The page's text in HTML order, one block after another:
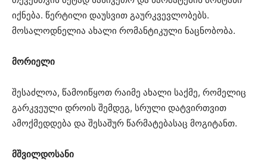
იქნება. წერტილი დაუსვით გაურკვევლობებს.
მოსალოდნელია ახალი რომანტიკული ნაცნობობა.
მორიელი
შესაძლოა, წამოიწყოთ რაიმე ახალი საქმე, რომელიც
გარკვეული დროის შემდეგ, სრული დატვირთვით
ამოქმედდება და შესაშურ წარმატებასაც მოგიტანთ.
მშვილდოსანი